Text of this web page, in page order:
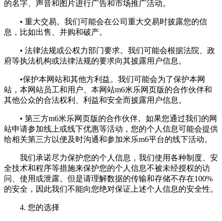
的名字、声音和图片进行广告和市场推广活动。
• 重大交易。我们可能会在公司重大交易时披露您的信
息，比如出售、并购和破产。
• 法律法规或公权力部门要求。我们可能会根据法院、政
府等执法机构或法律法规的要求向其披露用户信息。
•保护本网站和其他方利益。我们可能会为了保护本网
站，本网站员工和用户、本网站m6米乐网页版的合作伙伴和
其他公众的合法权利、利益和安全而披露用户信息。
• 第三方m6米乐网页版的合作伙伴。如果您通过我们的网
站申请参加线上或线下优惠等活动，您的个人信息可能会提供
给相关第三方以便及时沟通和参加米乐m6平台的线下活动。
我们承诺尽力保护您的个人信息，我们使用各种制度、安
全技术和程序等措施来保护您的个人信息不被未经授权的访
问、使用或泄露。但是请理解数据的传输和存储不存在100%
的安全，因此我们不能向您绝对保证上述个人信息的安全性。
4. 您的选择